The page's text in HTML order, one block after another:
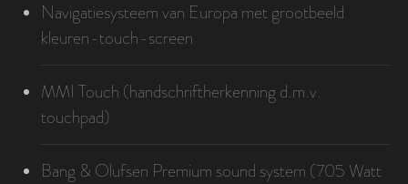
Navigatiesysteem van Europa met grootbeeld
kleuren-touch-screen
MMI Touch (handschriftherkenning d.m.v.
touchpad)
Bang & Olufsen Premium sound system (705 Watt